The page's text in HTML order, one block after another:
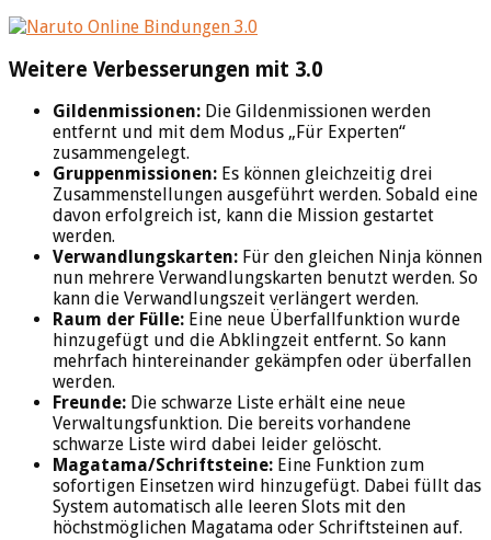
Weitere Verbesserungen mit 3.0
Gildenmissionen: Die Gildenmissionen werden
entfernt und mit dem Modus „Für Experten“
zusammengelegt.
Gruppenmissionen: Es können gleichzeitig drei
Zusammenstellungen ausgeführt werden. Sobald eine
davon erfolgreich ist, kann die Mission gestartet
werden.
Verwandlungskarten: Für den gleichen Ninja können
nun mehrere Verwandlungskarten benutzt werden. So
kann die Verwandlungszeit verlängert werden.
Raum der Fülle: Eine neue Überfallfunktion wurde
hinzugefügt und die Abklingzeit entfernt. So kann
mehrfach hintereinander gekämpfen oder überfallen
werden.
Freunde: Die schwarze Liste erhält eine neue
Verwaltungsfunktion. Die bereits vorhandene
schwarze Liste wird dabei leider gelöscht.
Magatama/Schriftsteine: Eine Funktion zum
sofortigen Einsetzen wird hinzugefügt. Dabei füllt das
System automatisch alle leeren Slots mit den
höchstmöglichen Magatama oder Schriftsteinen auf.